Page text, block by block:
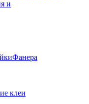
и
Фанера
клеи